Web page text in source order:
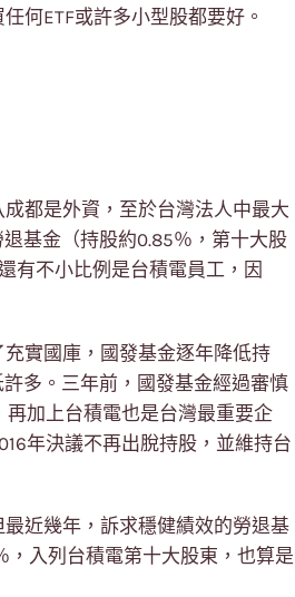
何ETF或許多小型股都要好。
都是外資，至於台灣法人中最大
基金（持股約0.85％，第十大股
有不小比例是台積電員工，因
實國庫，國發基金逐年降低持
多。三年前，國發基金經過審慎
加上台積電也是台灣最重要企
年決議不再出脫持股，並維持台
近幾年，訴求穩健績效的勞退基
，入列台積電第十大股東，也算是